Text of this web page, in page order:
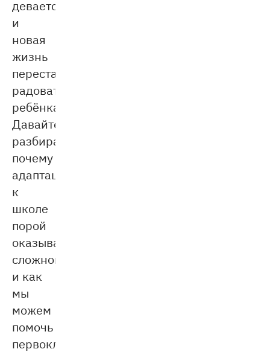
девается
и
новая
жизнь
перестаёт
радовать
ребёнка.
Давайте
разбираться,
почему
адаптация
к
школе
порой
оказывается
сложной
и как
мы
можем
помочь
первокласснику.